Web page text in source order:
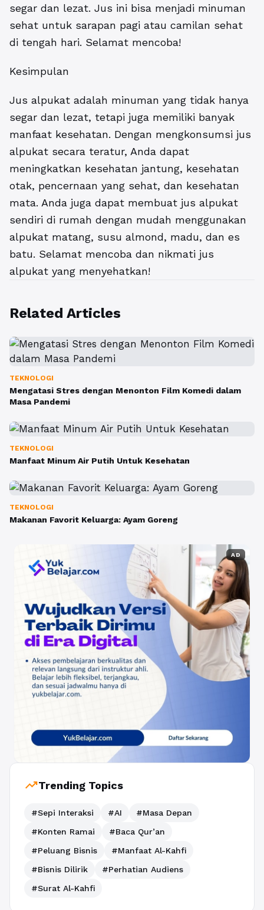
segar dan lezat. Jus ini bisa menjadi minuman
sehat untuk sarapan pagi atau camilan sehat
di tengah hari. Selamat mencoba!
Kesimpulan
Jus alpukat adalah minuman yang tidak hanya
segar dan lezat, tetapi juga memiliki banyak
manfaat kesehatan. Dengan mengkonsumsi jus
alpukat secara teratur, Anda dapat
meningkatkan kesehatan jantung, kesehatan
otak, pencernaan yang sehat, dan kesehatan
mata. Anda juga dapat membuat jus alpukat
sendiri di rumah dengan mudah menggunakan
alpukat matang, susu almond, madu, dan es
batu. Selamat mencoba dan nikmati jus
alpukat yang menyehatkan!
Related Articles
TEKNOLOGI
Mengatasi Stres dengan Menonton Film Komedi dalam
Masa Pandemi
TEKNOLOGI
Manfaat Minum Air Putih Untuk Kesehatan
TEKNOLOGI
Makanan Favorit Keluarga: Ayam Goreng
AD
trending_upTrending Topics
#Sepi Interaksi #AI
#Masa Depan
#Konten Ramai
#Baca Qur’an
#Peluang Bisnis
#Manfaat Al-Kahfi
#Bisnis Dilirik
#Perhatian Audiens
#Surat Al-Kahfi